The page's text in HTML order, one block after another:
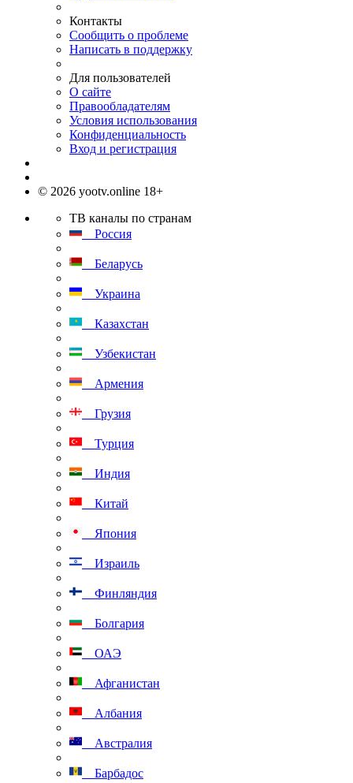
Контакты
Сообщить о проблеме
Написать в поддержку
Для пользователей
О сайте
Правообладателям
Условия использования
Конфиденциальность
Вход и регистрация
© 2026 yootv.online 18+
ТВ каналы по странам
Россия
Беларусь
Украина
Казахстан
Узбекистан
Армения
Грузия
Турция
Индия
Китай
Япония
Израиль
Финляндия
Болгария
ОАЭ
Афганистан
Албания
Австралия
Барбадос